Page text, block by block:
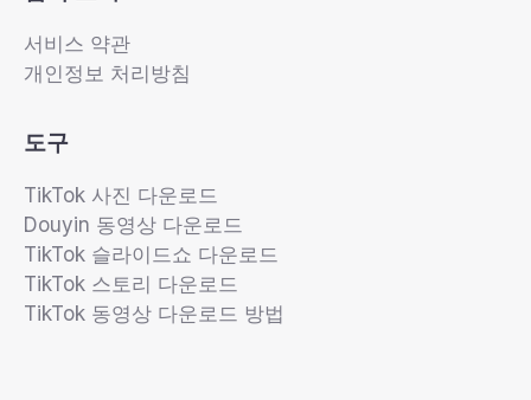
서비스 약관
개인정보 처리방침
도구
TikTok 사진 다운로드
Douyin 동영상 다운로드
TikTok 슬라이드쇼 다운로드
TikTok 스토리 다운로드
TikTok 동영상 다운로드 방법